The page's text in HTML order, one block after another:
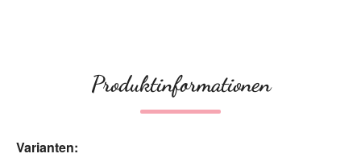
Produktinformationen
Varianten: